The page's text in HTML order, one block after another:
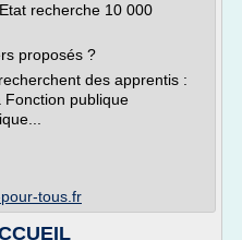
recherche 10 000
proposés ?
des apprentis :
Fonction publique
tous.fr